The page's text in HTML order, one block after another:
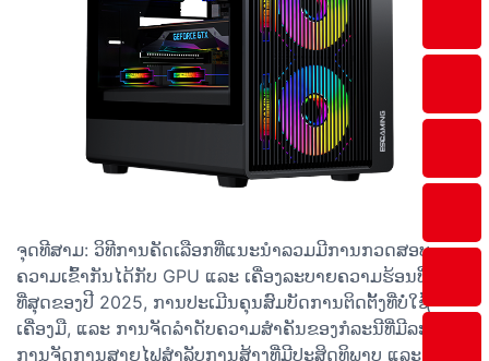
ຈຸດທີສາມ: ວິທີການຄັດເລືອກທີ່ແນະນຳລວມມີການກວດສອບ
ຄວາມເຂົ້າກັນໄດ້ກັບ GPU ແລະ ເຄື່ອງລະບາຍຄວາມຮ້ອນທີ່ໃຫຍ່
ທີ່ສຸດຂອງປີ 2025, ການປະເມີນຄຸນສົມບັດການຕິດຕັ້ງທີ່ບໍ່ໃຊ້
ເຄື່ອງມື, ແລະ ການຈັດລຳດັບຄວາມສຳຄັນຂອງກໍລະນີທີ່ມີລະບົບ
ການຈັດການສາຍໄຟສຳລັບການສ້າງທີ່ມີປະສິດທິພາບ ແລະ ການ